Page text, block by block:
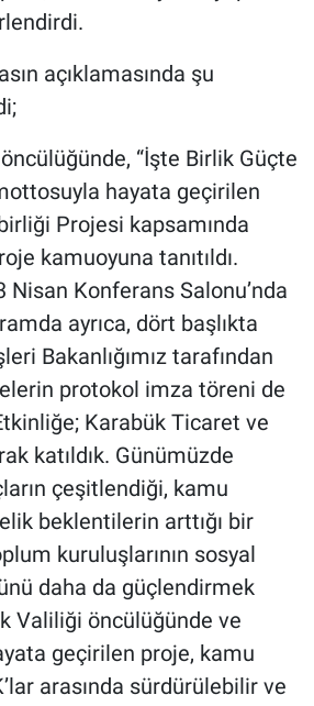
açıklamasında şu
“İşte Birlik Güçte
hayata geçirilen
Projesi kapsamında
kamuoyuna tanıtıldı.
Nisan Konferans Salonu’nda
ayrıca, dört başlıkta
Bakanlığımız tarafından
protokol imza töreni de
Karabük Ticaret ve
katıldık. Günümüzde
çeşitlendiği, kamu
beklentilerin arttığı bir
kuruluşlarının sosyal
daha da güçlendirmek
Valiliği öncülüğünde ve
geçirilen proje, kamu
arasında sürdürülebilir ve